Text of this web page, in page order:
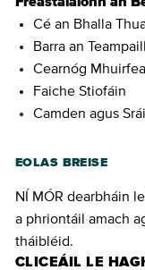
Cé an Bhalla
Barra an Teampaill
Cearnóg
Faiche Stiofáin
Camden agus
EOLAS BREISE
NÍ MÓR dearbháin
a phriontáil amach
tháibléid.
CLICEÁIL LE